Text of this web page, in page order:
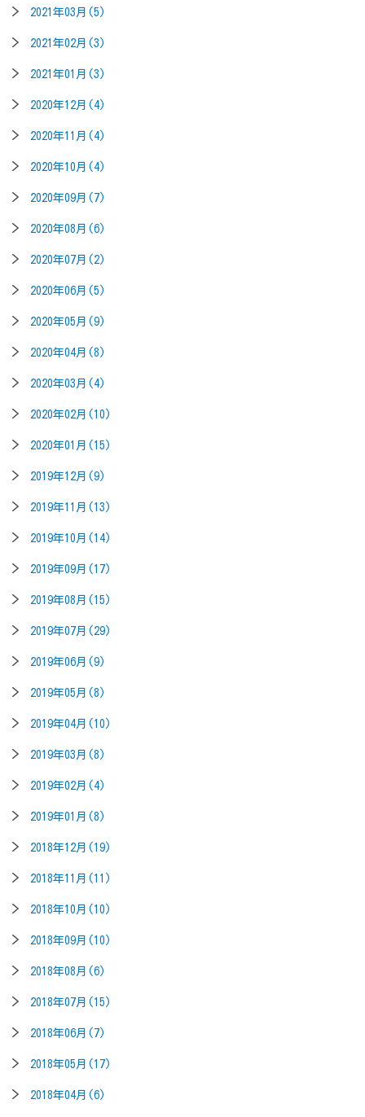
2021年03月(5)
2021年02月(3)
2021年01月(3)
2020年12月(4)
2020年11月(4)
2020年10月(4)
2020年09月(7)
2020年08月(6)
2020年07月(2)
2020年06月(5)
2020年05月(9)
2020年04月(8)
2020年03月(4)
2020年02月(10)
2020年01月(15)
2019年12月(9)
2019年11月(13)
2019年10月(14)
2019年09月(17)
2019年08月(15)
2019年07月(29)
2019年06月(9)
2019年05月(8)
2019年04月(10)
2019年03月(8)
2019年02月(4)
2019年01月(8)
2018年12月(19)
2018年11月(11)
2018年10月(10)
2018年09月(10)
2018年08月(6)
2018年07月(15)
2018年06月(7)
2018年05月(17)
2018年04月(6)